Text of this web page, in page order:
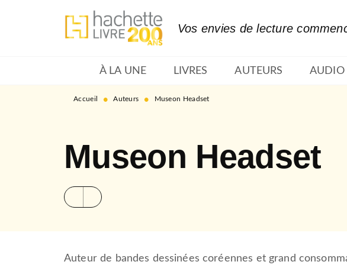
MENU RECHERCHE
Vos envies de lecture
À LA UNE LIVRES AUTEURS AUDIO
Accueil • Auteurs • Museon Headset
Museon Headset
Auteur de bandes dessinées coréennes et grand